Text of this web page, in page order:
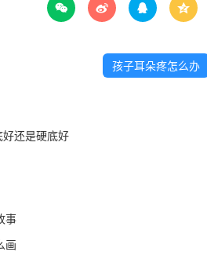
   
孩子耳朵疼怎么办
还是硬底好
事
画